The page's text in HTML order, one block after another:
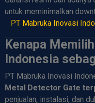
untuk meminimalkan
PT Mabruka Inovasi
Kenapa
Indonesia
PT Mabruka Inovasi
Metal Detector Gate
penjualan, instalasi, dan